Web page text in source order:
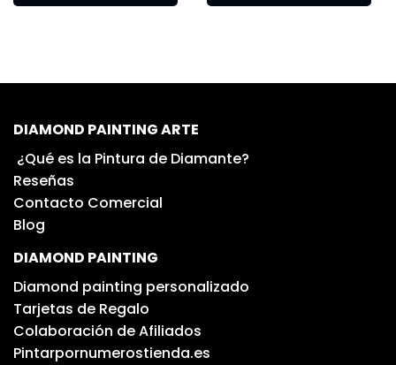
DIAMOND PAINTING ARTE
¿Qué es la Pintura de Diamante?
Reseñas
Contacto Comercial
Blog
DIAMOND PAINTING
Diamond painting personalizado
Tarjetas de Regalo
Colaboración de Afiliados
Pintarpornumerostienda.es